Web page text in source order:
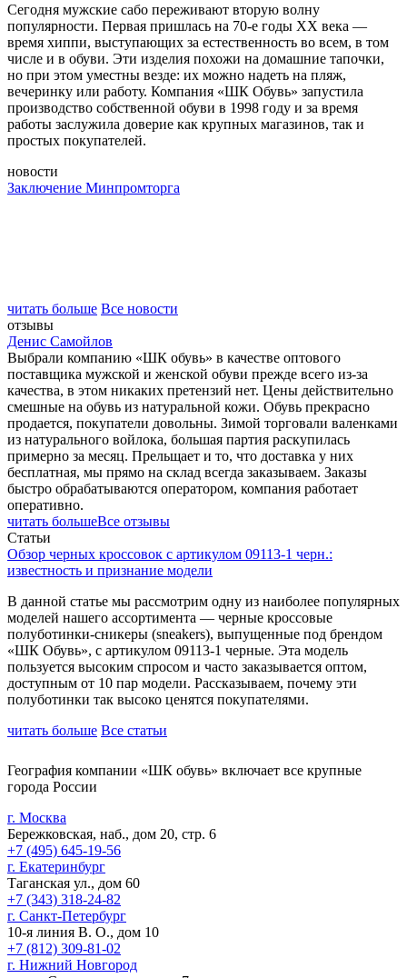
Сегодня мужские сабо переживают вторую волну
популярности. Первая пришлась на 70-е годы XX века —
время хиппи, выступающих за естественность во всем, в том
числе и в обуви. Эти изделия похожи на домашние тапочки,
но при этом уместны везде: их можно надеть на пляж,
вечеринку или работу. Компания «ШК Обувь» запустила
производство собственной обуви в 1998 году и за время
работы заслужила доверие как крупных магазинов, так и
простых покупателей.
новости
Заключение Минпромторга
читать больше Все новости
отзывы
Денис Самойлов
Выбрали компанию «ШК обувь» в качестве оптового
поставщика мужской и женской обуви прежде всего из-за
качества, в этом никаких претензий нет. Цены действительно
смешные на обувь из натуральной кожи. Обувь прекрасно
продается, покупатели довольны. Зимой торговали валенками
из натурального войлока, большая партия раскупилась
примерно за месяц. Прельщает и то, что доставка у них
бесплатная, мы прямо на склад всегда заказываем. Заказы
быстро обрабатываются оператором, компания работает
оперативно.
читать большеВсе отзывы
Статьи
Обзор черных кроссовок с артикулом 09113-1 черн.:
известность и признание модели
В данной статье мы рассмотрим одну из наиболее популярных
моделей нашего ассортимента — черные кроссовые
полуботинки-сникеры (sneakers), выпущенные под брендом
«ШК Обувь», с артикулом 09113-1 черные. Эта модель
пользуется высоким спросом и часто заказывается оптом,
доступным от 10 пар модели. Рассказываем, почему эти
полуботинки так высоко ценятся покупателями.
читать больше Все статьи
География компании «ШК обувь» включает все крупные
города России
г. Москва
Бережковская, наб., дом 20, стр. 6
+7 (495) 645-19-56
г. Екатеринбург
Таганская ул., дом 60
+7 (343) 318-24-82
г. Санкт-Петербург
10-я линия В. О., дом 10
+7 (812) 309-81-02
г. Нижний Новгород